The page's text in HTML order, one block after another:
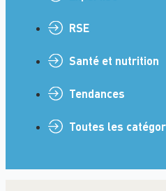
RSE
Santé et nutrition
Tendances
Toutes les